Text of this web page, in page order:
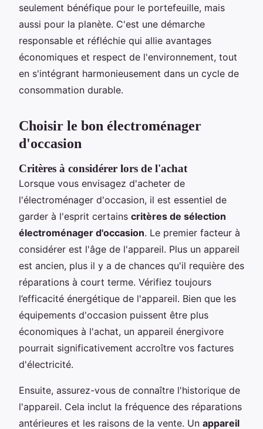
seulement bénéfique pour le portefeuille, mais
aussi pour la planète. C'est une démarche
responsable et réfléchie qui allie avantages
économiques et respect de l'environnement, tout
en s'intégrant harmonieusement dans un cycle de
consommation durable.
Choisir le bon électroménager
d'occasion
Critères à considérer lors de l'achat
Lorsque vous envisagez d'acheter de
l'électroménager d'occasion, il est essentiel de
garder à l'esprit certains critères de sélection
électroménager d'occasion. Le premier facteur à
considérer est l'âge de l'appareil. Plus un appareil
est ancien, plus il y a de chances qu'il requière des
réparations à court terme. Vérifiez toujours
l’efficacité énergétique de l'appareil. Bien que les
équipements d'occasion puissent être plus
économiques à l'achat, un appareil énergivore
pourrait significativement accroître vos factures
d'électricité.
Ensuite, assurez-vous de connaître l'historique de
l'appareil. Cela inclut la fréquence des réparations
antérieures et les raisons de la vente. Un appareil